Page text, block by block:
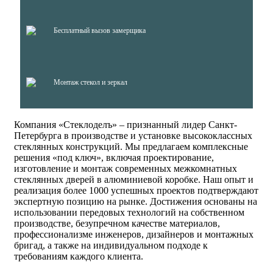
Бесплатный вызов замерщика
Монтаж стекол и зеркал
Компания «Стеклоделъ» – признанный лидер Санкт-
Петербурга в производстве и установке высококлассных
стеклянных конструкций. Мы предлагаем комплексные
решения «под ключ», включая проектирование,
изготовление и монтаж современных межкомнатных
стеклянных дверей в алюминиевой коробке. Наш опыт и
реализация более 1000 успешных проектов подтверждают
экспертную позицию на рынке. Достижения основаны на
использовании передовых технологий на собственном
производстве, безупречном качестве материалов,
профессионализме инженеров, дизайнеров и монтажных
бригад, а также на индивидуальном подходе к
требованиям каждого клиента.